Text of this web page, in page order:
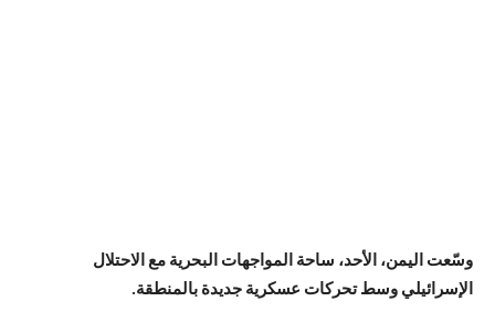
وسّعت اليمن، الأحد، ساحة المواجهات البحرية مع الاحتلال
الإسرائيلي وسط تحركات عسكرية جديدة بالمنطقة.